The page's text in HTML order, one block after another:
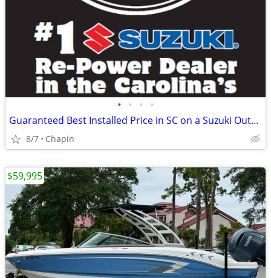
• • • •
Guaranteed Best Installed Price in SC on a Suzuki Outboard!
8/7 Chapin
$59,995